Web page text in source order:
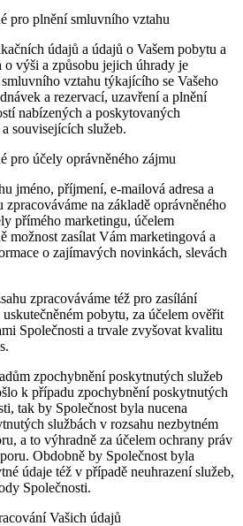
pro plnění smluvního vztahu
údajů a údajů o Vašem pobytu a
o výši a způsobu jejich úhrady je
vztahu týkajícího se Vašeho
a rezervací, uzavření a plnění
nabízených a poskytovaných
souvisejících služeb.
pro účely oprávněného zájmu
jméno, příjmení, e-mailová adresa a
na základě oprávněného
přímého marketingu, účelem
možnost zasílat Vám marketingová a
o zajímavých novinkách, slevách
zpracováváme též pro zasílání
pobytu, za účelem ověřit
Společnosti a trvale zvyšovat kvalitu
zpochybnění poskytnutých služeb
k případu zpochybnění poskytnutých
tak by Společnost byla nucena
službách v rozsahu nezbytném
a to výhradně za účelem ochrany práv
Obdobně by Společnost byla
údaje též v případě neuhrazení služeb,
Společnosti.
Vašich údajů